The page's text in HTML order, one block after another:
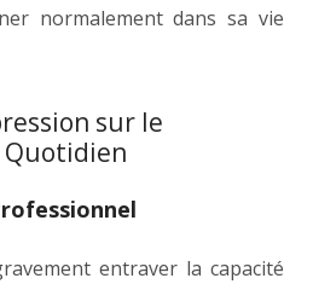
normalement dans sa vie
sur le
entraver la capacité